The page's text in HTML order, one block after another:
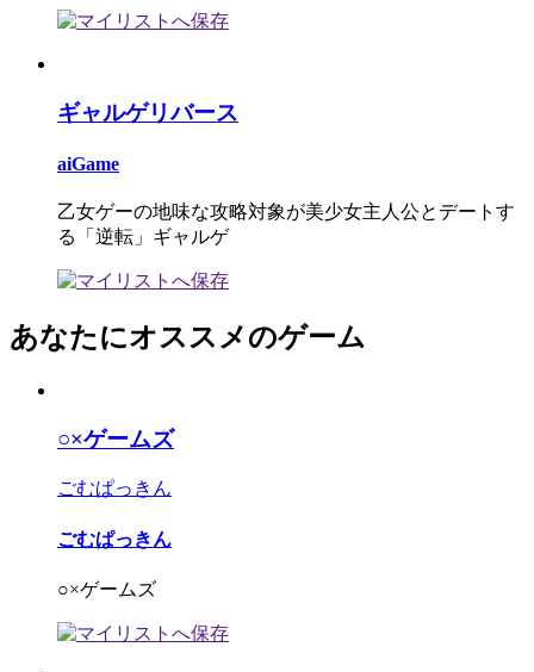
ギャルゲリバース
aiGame
乙女ゲーの地味な攻略対象が美少女主人公とデートす
る「逆転」ギャルゲ
あなたにオススメのゲーム
○×ゲームズ
ごむぱっきん
ごむぱっきん
○×ゲームズ